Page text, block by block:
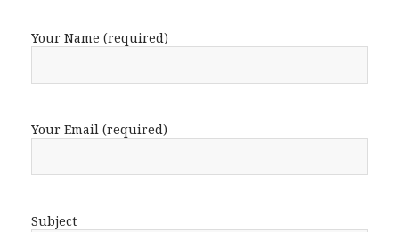
Your Name (required)
Your Email (required)
Subject